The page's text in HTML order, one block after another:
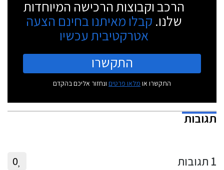
הרכב וקבוצות הרכישה המיוחדות
שלנו. קבלו מאיתנו בחינם הצעה
אטרקטיבית עכשיו
התקשרו
התקשרו או מלאו פרטים ונחזור אליכם בהקדם
תגובות
1 תגובות 0